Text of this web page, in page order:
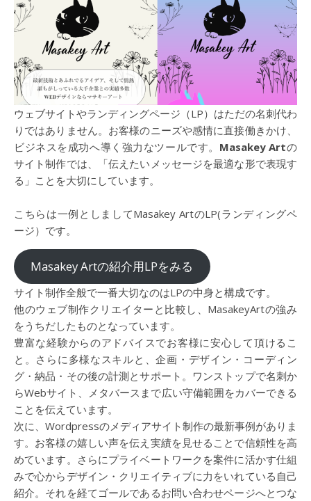
ウェブサイトやランディングページ（LP）はただの名刺代わ
りではありません。お客様のニーズや感情に直接働きかけ、
ビジネスを成功へ導く強力なツールです。 Masakey Artの
サイト制作では、「伝えたいメッセージを最適な形で表現す
る」ことを大切にしています。
こちらは一例としましてMasakey ArtのLP(ランディングペ
ージ）です。
Masakey Artの紹介用LPをみる
サイト制作全般で一番大切なのはLPの中身と構成です。
他のウェブ制作クリエイターと比較し、MasakeyArtの強み
をうちだしたものとなっています。
豊富な経験からのアドバイスでお客様に安心して頂けるこ
と。さらに多様なスキルと、企画・デザイン・コーディン
グ・納品・その後の計測とサポート。ワンストップで名刺か
らWebサイト、メタバースまで広い守備範囲をカバーできる
ことを伝えています。
次に、Wordpressのメディアサイト制作の最新事例がありま
す。お客様の嬉しい声を伝え実績を見せることで信頼性を高
めています。さらにプライベートワークを案件に活かす仕組
みで心からデザイン・クリエイティブに力をいれている自己
紹介。それを経てゴールであるお問い合わせページへとつな